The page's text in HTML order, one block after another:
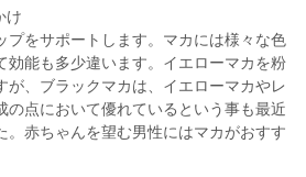
け
プをサポートします。マカには様々な色
効能も多少違います。イエローマカを粉
が、ブラックマカは、イエローマカやレ
の点において優れているという事も最近
。赤ちゃんを望む男性にはマカがおすす